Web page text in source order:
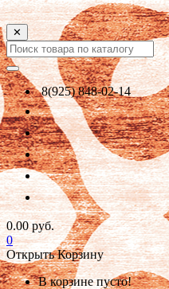
✕
8(925) 848-02-14
0.00 руб.
0
Открыть Корзину
В корзине пусто!